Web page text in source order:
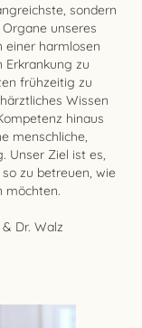
sondern
unseres
einer harmlosen
Erkrankung zu
frühzeitig zu
Wissen
hinaus
menschliche,
Unser Ziel ist es,
zu betreuen, wie
möchten.
Dr. Walz